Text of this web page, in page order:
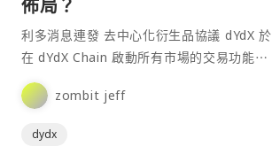
佈局？
利多消息連發 去中心化衍生品協議 dYdX 於 11 月 13 日正式
在 dYdX Chain 啟動所有市場的交易功能⋯
zombit jeff
dydx